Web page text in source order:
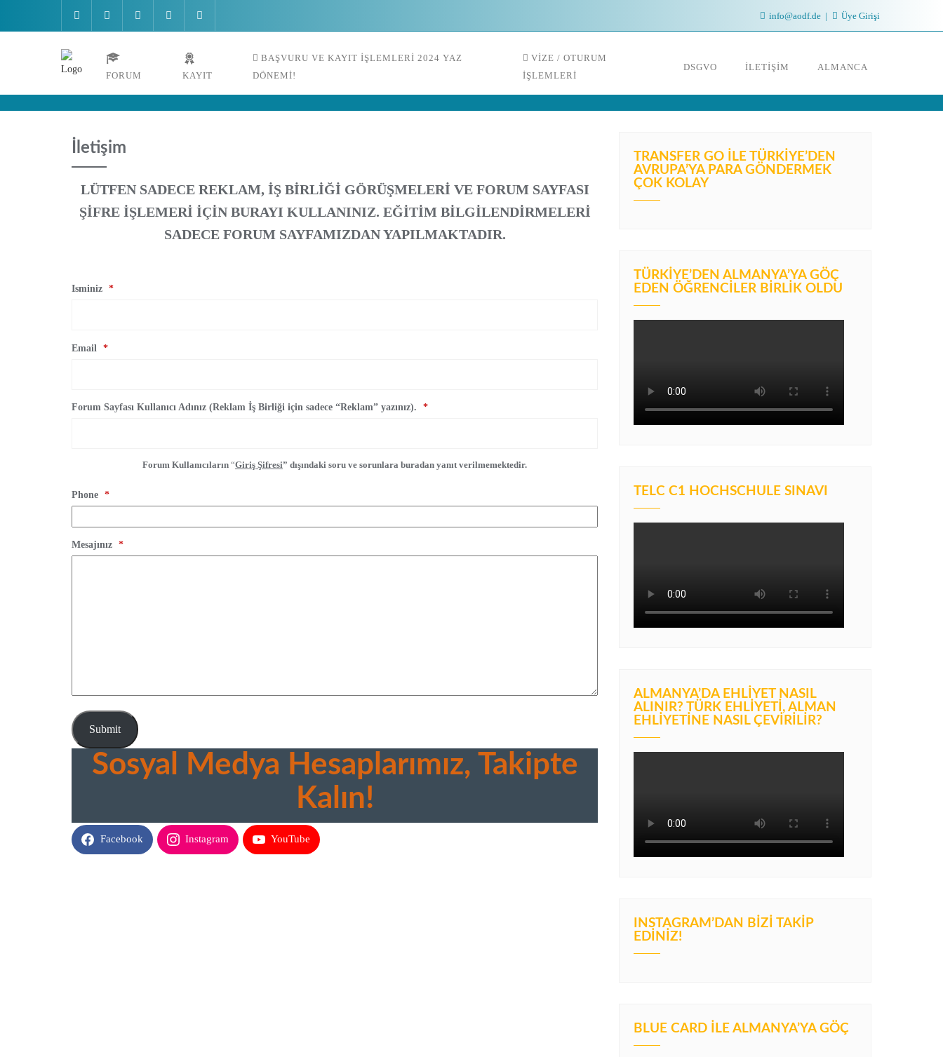
info@aodf.de Üye Girişi
FORUM KAYIT
BAŞVURU VE KAYIT İŞLEMLERI 2024 YAZ
DÖNEMI!
VIZE / OTURUM
İŞLEMLERI
DSGVO İLETIŞIM ALMANCA
İletişim
LÜTFEN SADECE REKLAM, İŞ BIRLIĞI GÖRÜŞMELERI VE FORUM SAYFASI
ŞIFRE İŞLEMERI IÇIN BURAYI KULLANINIZ. EĞITIM BILGILENDIRMELERI
SADECE FORUM SAYFAMIZDAN YAPILMAKTADIR.
Isminiz *
Email *
Forum Sayfası Kullanıcı Adınız (Reklam İş Birliği için sadece “Reklam” yazınız). *
Forum Kullanıcıların “Giriş Şifresi” dışındaki soru ve sorunlara buradan yanıt verilmemektedir.
Phone *
Mesajınız *
Submit
Sosyal Medya Hesaplarımız, Takipte
Kalın!
Facebook Instagram YouTube
TRANSFER GO İLE TÜRKIYE’DEN
AVRUPA’YA PARA GÖNDERMEK
ÇOK KOLAY
TÜRKIYE’DEN ALMANYA’YA GÖÇ
EDEN ÖĞRENCILER BIRLIK OLDU
TELC C1 HOCHSCHULE SINAVI
ALMANYA’DA EHLIYET NASIL
ALINIR? TÜRK EHLIYETI, ALMAN
EHLIYETINE NASIL ÇEVIRILIR?
INSTAGRAM’DAN BIZI TAKIP
EDINIZ!
BLUE CARD İLE ALMANYA’YA GÖÇ